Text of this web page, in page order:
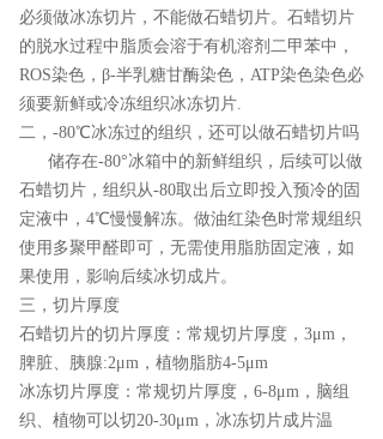
必须做冰冻切片，不能做石蜡切片。石蜡切片
的脱水过程中脂质会溶于有机溶剂二甲苯中，
ROS染色，β-半乳糖甘酶染色，ATP染色染色必
须要新鲜或冷冻组织冰冻切片.
二，-80℃冰冻过的组织，还可以做石蜡切片吗
储存在-80°冰箱中的新鲜组织，后续可以做
石蜡切片，组织从-80取出后立即投入预冷的固
定液中，4℃慢慢解冻。做油红染色时常规组织
使用多聚甲醛即可，无需使用脂肪固定液，如
果使用，影响后续冰切成片。
三，切片厚度
石蜡切片的切片厚度：常规切片厚度，3μm，
脾脏、胰腺:2μm，植物脂肪4-5μm
冰冻切片厚度：常规切片厚度，6-8μm，脑组
织、植物可以切20-30μm，冰冻切片成片温